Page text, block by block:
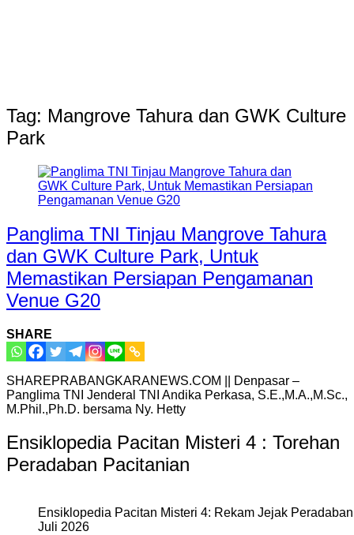
Tag: Mangrove Tahura dan GWK Culture
Park
Panglima TNI Tinjau Mangrove Tahura
dan GWK Culture Park, Untuk
Memastikan Persiapan Pengamanan
Venue G20
SHARE
SHAREPRABANGKARANEWS.COM || Denpasar –
Panglima TNI Jenderal TNI Andika Perkasa, S.E.,M.A.,M.Sc.,
M.Phil.,Ph.D. bersama Ny. Hetty
Ensiklopedia Pacitan Misteri 4 : Torehan
Peradaban Pacitanian
Ensiklopedia Pacitan Misteri 4: Rekam Jejak
Juli 2026